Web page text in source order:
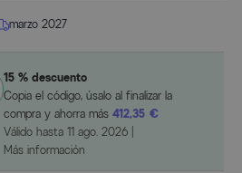
marzo 2027
15 % descuento
Copia el código, úsalo al finalizar la
compra y ahorra más412,35 €
Válido hasta11 ago. 2026
Más información